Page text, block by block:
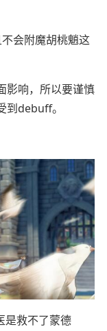
会附魔胡桃魈这
影响，所以要谨慎
到debuff。
是救不了蒙德